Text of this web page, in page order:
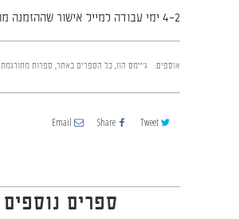
2–4 ימי עבודה למייל אישור שההזמנה מוכנה.
אוספים: ג'יימס הוז, כל הספרים באתר, ספרות מתורגמת
Tweet
Share
Email
ספרים נוספים